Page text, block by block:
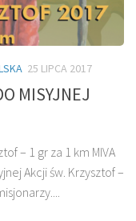
25 LIPCA 2017
MISYJNEJ
– 1 gr za 1 km MIVA
Akcji św. Krzysztof –